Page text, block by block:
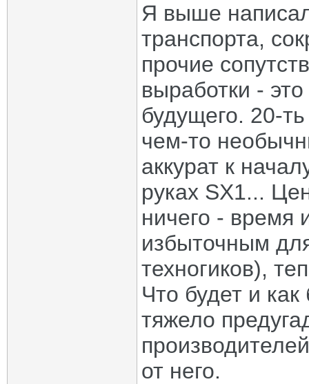
Я выше
транспорта,
прочие
выработки -
будущего. 20-
чем-то
аккурат к
руках SX1...
ничего - время
избыточным
техногиков),
Что будет и
тяжело
от него.